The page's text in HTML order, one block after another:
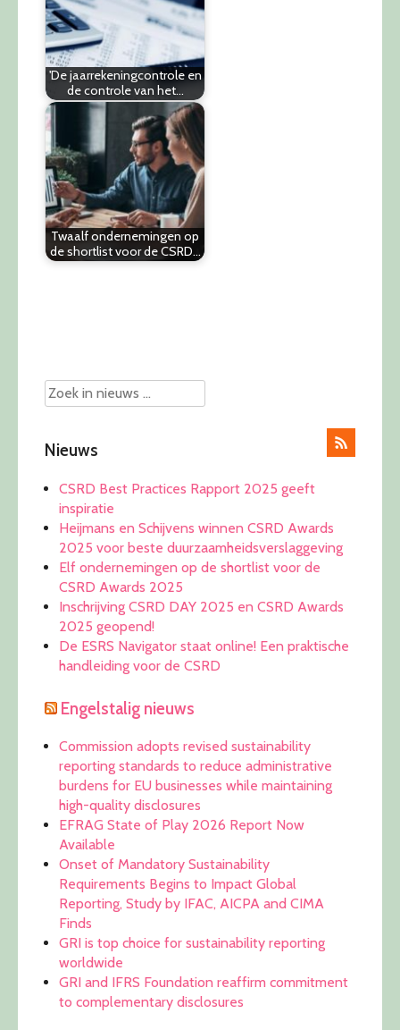
'De jaarrekeningcontrole en
de controle van het…
Twaalf ondernemingen op
de shortlist voor de CSRD…
Nieuws
CSRD Best Practices Rapport 2025 geeft
inspiratie
Heijmans en Schijvens winnen CSRD Awards
2025 voor beste duurzaamheidsverslaggeving
Elf ondernemingen op de shortlist voor de
CSRD Awards 2025
Inschrijving CSRD DAY 2025 en CSRD Awards
2025 geopend!
De ESRS Navigator staat online! Een praktische
handleiding voor de CSRD
Engelstalig nieuws
Commission adopts revised sustainability
reporting standards to reduce administrative
burdens for EU businesses while maintaining
high-quality disclosures
EFRAG State of Play 2026 Report Now
Available
Onset of Mandatory Sustainability
Requirements Begins to Impact Global
Reporting, Study by IFAC, AICPA and CIMA
Finds
GRI is top choice for sustainability reporting
worldwide
GRI and IFRS Foundation reaffirm commitment
to complementary disclosures